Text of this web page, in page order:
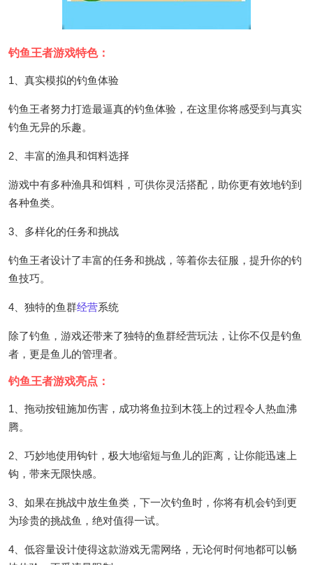
钓鱼王者游戏特色：
1、真实模拟的钓鱼体验
钓鱼王者努力打造最逼真的钓鱼体验，在这里你将感受到与真实
钓鱼无异的乐趣。
2、丰富的渔具和饵料选择
游戏中有多种渔具和饵料，可供你灵活搭配，助你更有效地钓到
各种鱼类。
3、多样化的任务和挑战
钓鱼王者设计了丰富的任务和挑战，等着你去征服，提升你的钓
鱼技巧。
4、独特的鱼群经营系统
除了钓鱼，游戏还带来了独特的鱼群经营玩法，让你不仅是钓鱼
者，更是鱼儿的管理者。
钓鱼王者游戏亮点：
1、拖动按钮施加伤害，成功将鱼拉到木筏上的过程令人热血沸
腾。
2、巧妙地使用钩针，极大地缩短与鱼儿的距离，让你能迅速上
钩，带来无限快感。
3、如果在挑战中放生鱼类，下一次钓鱼时，你将有机会钓到更
为珍贵的挑战鱼，绝对值得一试。
4、低容量设计使得这款游戏无需网络，无论何时何地都可以畅